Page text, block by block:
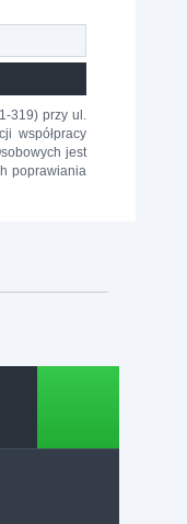
319) przy ul.
współpracy
jest
poprawiania